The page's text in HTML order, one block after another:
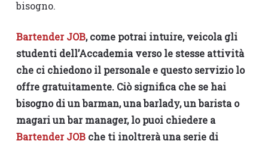
bisogno.
Bartender JOB, come potrai intuire, veicola gli
studenti dell’Accademia verso le stesse attività
che ci chiedono il personale e questo servizio lo
offre gratuitamente. Ciò significa che se hai
bisogno di un barman, una barlady, un barista o
magari un bar manager, lo puoi chiedere a
Bartender JOBche ti inoltrerà una serie di